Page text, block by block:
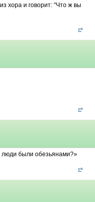
хора и говорит: "Что ж вы
люди были обезьянами?»